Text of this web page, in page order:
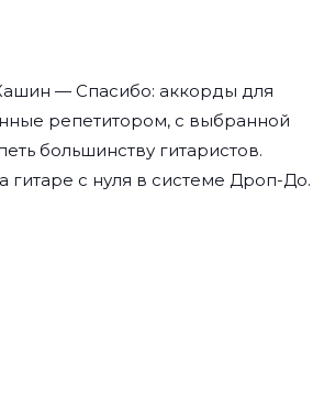
— Спасибо: аккорды для
репетитором, с выбранной
большинству гитаристов.
гитаре с нуля в системе Дроп-До.